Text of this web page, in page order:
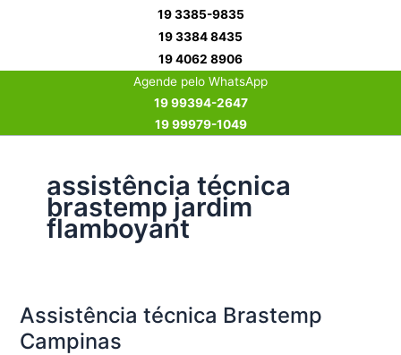
19 3385-9835
19 3384 8435
19 4062 8906
Agende pelo WhatsApp
19 99394-2647
19 99979-1049
assistência técnica
brastemp jardim
flamboyant
Assistência técnica Brastemp
Campinas